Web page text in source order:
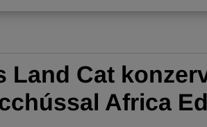
Land Cat
Africa